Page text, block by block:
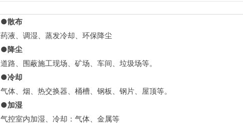
●散布
药液、调湿、蒸发冷却、环保降尘
●降尘
道路、围蔽施工现场、矿场、车间、垃圾场等。
●冷却
气体、烟、热交换器、桶槽、钢板、钢片、屋顶等。
●加湿
气控室内加湿、冷却：气体、金属等